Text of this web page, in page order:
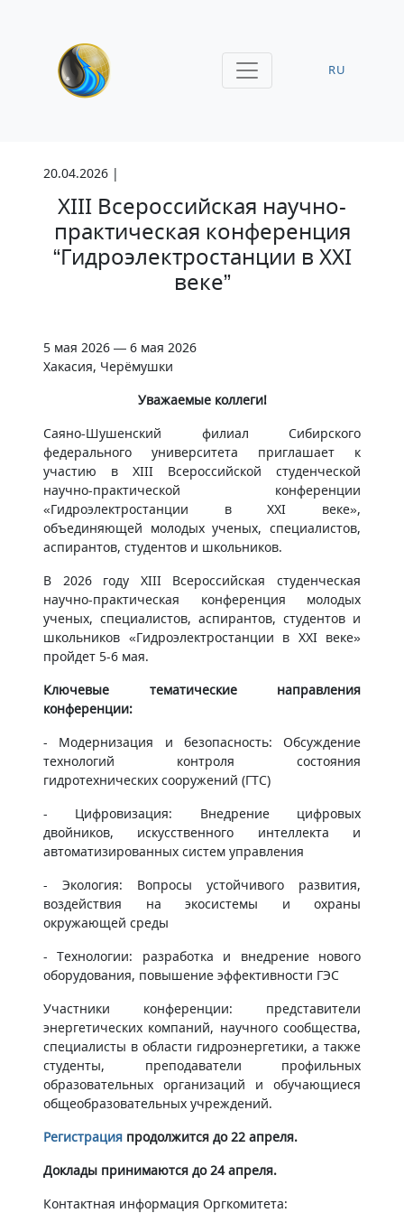
RU
20.04.2026 |
XIII Всероссийская научно-
практическая конференция
“Гидроэлектростанции в XXI
веке”
5 мая 2026 — 6 мая 2026
Хакасия, Черёмушки
Уважаемые коллеги!
Саяно-Шушенский филиал Сибирского
федерального университета приглашает к
участию в XIII Всероссийской студенческой
научно-практической конференции
«Гидроэлектростанции в XXI веке»,
объединяющей молодых ученых, специалистов,
аспирантов, студентов и школьников.
В 2026 году XIII Всероссийская студенческая
научно-практическая конференция молодых
ученых, специалистов, аспирантов, студентов и
школьников «Гидроэлектростанции в XXI веке»
пройдет 5-6 мая.
Ключевые тематические направления
конференции:
- Модернизация и безопасность: Обсуждение
технологий контроля состояния
гидротехнических сооружений (ГТС)
- Цифровизация: Внедрение цифровых
двойников, искусственного интеллекта и
автоматизированных систем управления
- Экология: Вопросы устойчивого развития,
воздействия на экосистемы и охраны
окружающей среды
- Технологии: разработка и внедрение нового
оборудования, повышение эффективности ГЭС
Участники конференции: представители
энергетических компаний, научного сообщества,
специалисты в области гидроэнергетики, а также
студенты, преподаватели профильных
образовательных организаций и обучающиеся
общеобразовательных учреждений.
Регистрация продолжится до 22 апреля.
Доклады принимаются до 24 апреля.
Контактная информация Оргкомитета: